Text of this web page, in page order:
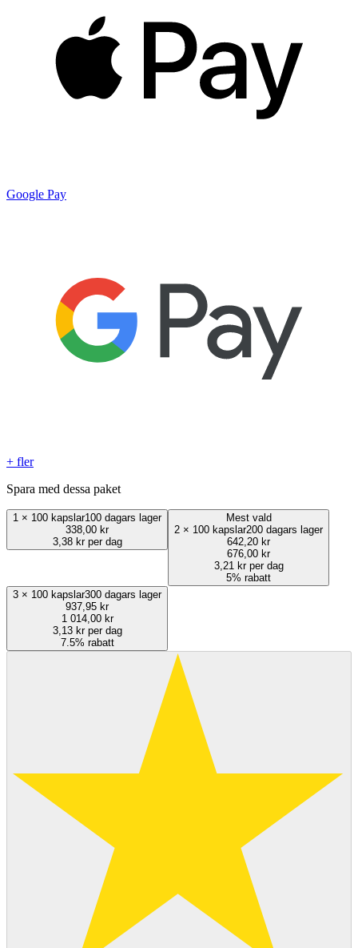
Google Pay
+ fler
Spara med dessa paket
1 × 100 kapslar100 dagars lager
338,00 kr
3,38 kr per dag
Mest vald
2 × 100 kapslar200 dagars lager
642,20 kr
676,00 kr
3,21 kr per dag
5% rabatt
3 × 100 kapslar300 dagars lager
937,95 kr
1 014,00 kr
3,13 kr per dag
7.5% rabatt